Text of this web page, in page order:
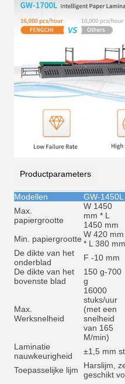
Productparameters
Modellen GW-1450L
Max.
papiergrootte
W 1450
mm * L
1450 mm
Min. papiergrootte W 420 mm
* L 380 mm
De dikte van het
onderblad
F -10 mm
De dikte van het
bovenste blad
150 g-700
g
Max.
Werksnelheid
16000
stuks/uur
(met een
snelheid
van 165
M/min)
Laminatie
nauwkeurigheid
±1,5 mm
Toepasselijke lijm
Harslijm,
geschikt